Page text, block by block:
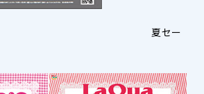
夏セー